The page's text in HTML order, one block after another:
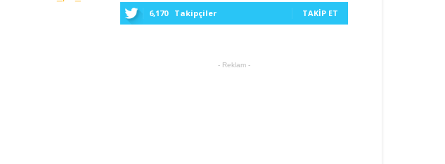
6,170 Takipçiler TAKIP ET
- Reklam -